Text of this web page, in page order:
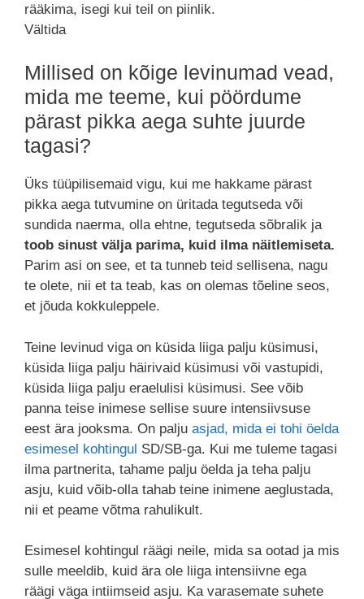
rääkima, isegi kui teil on piinlik.
Vältida
Millised on kõige levinumad vead,
mida me teeme, kui pöördume
pärast pikka aega suhte juurde
tagasi?
Üks tüüpilisemaid vigu, kui me hakkame pärast
pikka aega tutvumine on üritada tegutseda või
sundida naerma, olla ehtne, tegutseda sõbralik ja
toob sinust välja parima, kuid ilma näitlemiseta.
Parim asi on see, et ta tunneb teid sellisena, nagu
te olete, nii et ta teab, kas on olemas tõeline seos,
et jõuda kokkuleppele.
Teine levinud viga on küsida liiga palju küsimusi,
küsida liiga palju häirivaid küsimusi või vastupidi,
küsida liiga palju eraelulisi küsimusi. See võib
panna teise inimese sellise suure intensiivsuse
eest ära jooksma. On palju asjad, mida ei tohi öelda
esimesel kohtingul SD/SB-ga. Kui me tuleme tagasi
ilma partnerita, tahame palju öelda ja teha palju
asju, kuid võib-olla tahab teine inimene aeglustada,
nii et peame võtma rahulikult.
Esimesel kohtingul räägi neile, mida sa ootad ja mis
sulle meeldib, kuid ära ole liiga intensiivne ega
räägi väga intiimseid asju. Ka varasemate suhete